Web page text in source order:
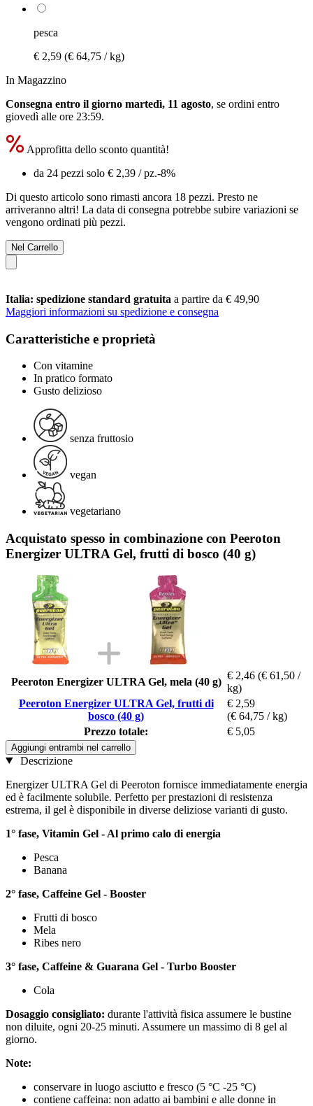
pesca
€ 2,59 (€ 64,75 / kg)
In Magazzino
Consegna entro il giorno martedì, 11 agosto, se ordini entro
giovedì alle ore 23:59.
Approfitta dello sconto quantità!
da 24 pezzi solo € 2,39 / pz.-8%
Di questo articolo sono rimasti ancora 18 pezzi. Presto ne
arriveranno altri! La data di consegna potrebbe subire variazioni se
vengono ordinati più pezzi.
Nel Carrello
Italia: spedizione standard gratuita a partire da € 49,90
Maggiori informazioni su spedizione e consegna
Caratteristiche e proprietà
Con vitamine
In pratico formato
Gusto delizioso
senza fruttosio
vegan
vegetariano
Acquistato spesso in combinazione con Peeroton
Energizer ULTRA Gel, frutti di bosco (40 g)
Peeroton Energizer ULTRA Gel, mela (40 g)
€ 2,46 (€ 61,50 /
kg)
Peeroton Energizer ULTRA Gel, frutti di
bosco (40 g)
€ 2,59
(€ 64,75 / kg)
Prezzo totale:
€ 5,05
Aggiungi entrambi nel carrello
Descrizione
Energizer ULTRA Gel di Peeroton fornisce immediatamente energia
ed è facilmente solubile. Perfetto per prestazioni di resistenza
estrema, il gel è disponibile in diverse deliziose varianti di gusto.
1° fase, Vitamin Gel - Al primo calo di energia
Pesca
Banana
2° fase, Caffeine Gel - Booster
Frutti di bosco
Mela
Ribes nero
3° fase, Caffeine & Guarana Gel - Turbo Booster
Cola
Dosaggio consigliato: durante l'attività fisica assumere le bustine
non diluite, ogni 20-25 minuti. Assumere un massimo di 8 gel al
giorno.
Note:
conservare in luogo asciutto e fresco (5 °C -25 °C)
contiene caffeina: non adatto ai bambini e alle donne in